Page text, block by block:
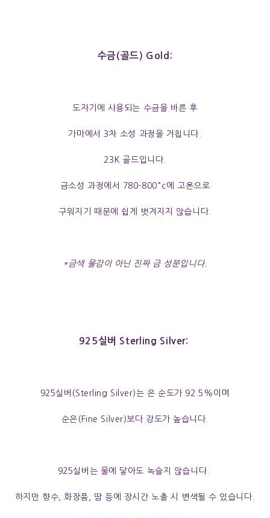
수금(골드) Gold:
도자기에 사용되는 수금을 바른 후
가마에서 3차 소성 과정을 거칩니다.
23K 골드입니다.
금소성 과정에서 780-800°c에 고온으로
구워지기 때문에 쉽게 벗겨지지 않습니다.
*금색 물감이 아닌 진짜 금 성분입니다.
925실버 Sterling Silver:
925실버(Sterling Silver)는 은 순도가 92.5%이며
순은(Fine Silver)보다 강도가 높습니다.
925실버는 물에 닿아도 녹슬지 않습니다.
하지만 향수, 화장품, 땀 등에 장시간 노출 시 변색될 수 있습니다.